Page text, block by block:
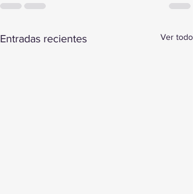
Entradas recientes Ver todo